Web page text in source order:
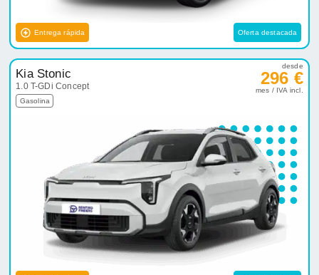
Entrega rápida Oferta destacada
Kia Stonic
1.0 T-GDi Concept
Gasolina
desde
296 €
mes / IVA incl.